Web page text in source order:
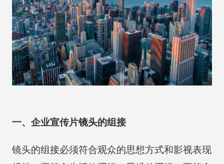
一、企业宣传片镜头的组接
镜头的组接必须符合观众的思想方式和影视表现